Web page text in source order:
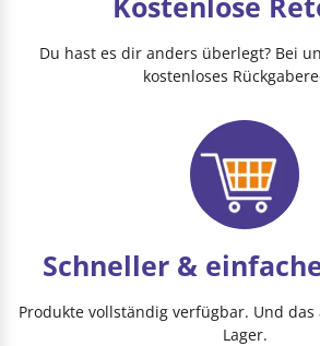
Du hast es dir anders überlegt? Bei
kostenloses
Schneller &
Produkte vollständig verfügbar. Und
Lager.